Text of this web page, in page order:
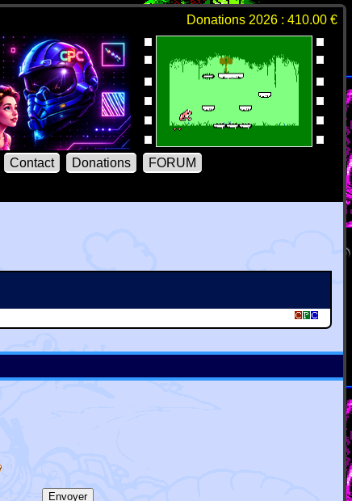
Donations 2026 : 410.00 €
Contact Donations
FORUM